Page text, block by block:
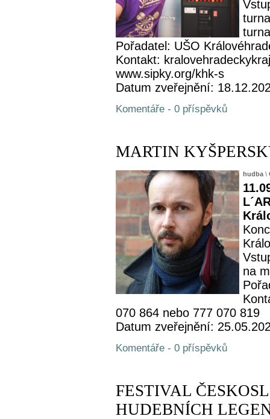
Pořadatel: UŠO
Kontakt:
www.sipky.org/khk-s
Datum zveřejnění:
Komentáře - 0 příspěvků
MARTIN
hudba \
na
070 864 nebo 777 070 819
Datum zveřejnění:
Komentáře - 0 příspěvků
FESTIVAL
HUDEBNÍCH